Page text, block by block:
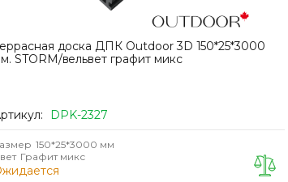
доска ДПК Outdoor 3D 150*25*3000
STORM/вельвет графит микс
DPK-2327
150*25*3000 мм
Графит микс